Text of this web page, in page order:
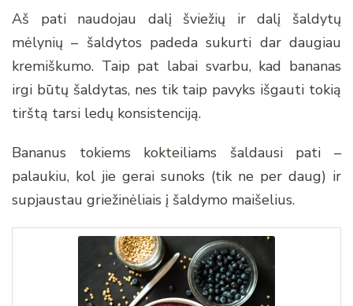
Aš pati naudojau dalį šviežių ir dalį šaldytų
mėlynių – šaldytos padeda sukurti dar daugiau
kremiškumo. Taip pat labai svarbu, kad bananas
irgi būtų šaldytas, nes tik taip pavyks išgauti tokią
tirštą tarsi ledų konsistenciją.
Bananus tokiems kokteiliams šaldausi pati –
palaukiu, kol jie gerai sunoks (tik ne per daug) ir
supjaustau griežinėliais į šaldymo maišelius.